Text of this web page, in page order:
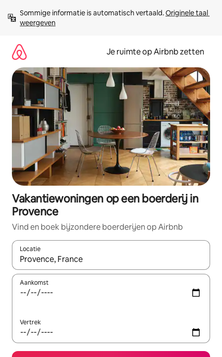
direct
naar
Sommige informatie is automatisch vertaald. Originele taal
weergeven
Je ruimte op Airbnb zetten
Vakantiewoningen op een boerderij in
Provence
Vind en boek bijzondere boerderijen op Airbnb
Locatie
Wanneer er suggesties beschikbaar zijn, maak je een keuze
Aankomst
Vertrek